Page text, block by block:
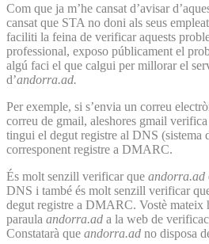
Com que ja m’he cansat d’avisar
cansat que STA no doni als seus
faciliti la feina de verificar aquests
professional, exposo públicament el
algú faci el que calgui per millorar el
d’andorra.ad.
Per exemple, si s’envia un correu
correu de gmail, aleshores gmail
tingui el degut registre al DNS (sistema
corresponent registre a DMARC.
És molt senzill verificar que andorra.ad
DNS i també és molt senzill verificar
degut registre a DMARC. Vostè
paraula andorra.ad a la web de
Constatarà que andorra.ad no disposa